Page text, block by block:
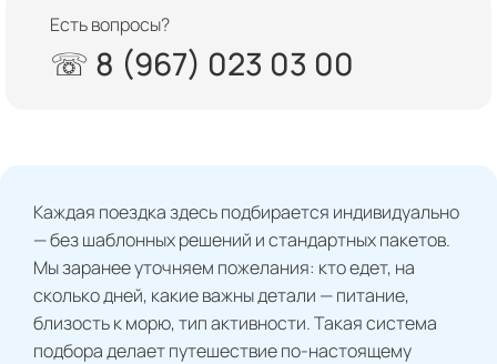
Есть вопросы?
☏ 8 (967) 023 03 00
Каждая поездка здесь подбирается индивидуально
— без шаблонных решений и стандартных пакетов.
Мы заранее уточняем пожелания: кто едет, на
сколько дней, какие важны детали — питание,
близость к морю, тип активности. Такая система
подбора делает путешествие по-настоящему